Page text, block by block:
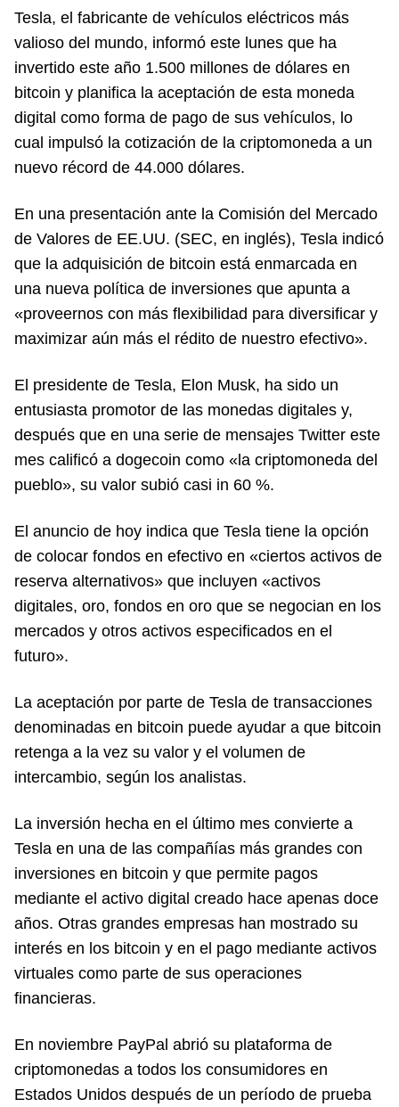
Tesla, el fabricante de vehículos eléctricos más
valioso del mundo, informó este lunes que ha
invertido este año 1.500 millones de dólares en
bitcoin y planifica la aceptación de esta moneda
digital como forma de pago de sus vehículos, lo
cual impulsó la cotización de la criptomoneda a un
nuevo récord de 44.000 dólares.
En una presentación ante la Comisión del Mercado
de Valores de EE.UU. (SEC, en inglés), Tesla indicó
que la adquisición de bitcoin está enmarcada en
una nueva política de inversiones que apunta a
«proveernos con más flexibilidad para diversificar y
maximizar aún más el rédito de nuestro efectivo».
El presidente de Tesla, Elon Musk, ha sido un
entusiasta promotor de las monedas digitales y,
después que en una serie de mensajes Twitter este
mes calificó a dogecoin como «la criptomoneda del
pueblo», su valor subió casi in 60 %.
El anuncio de hoy indica que Tesla tiene la opción
de colocar fondos en efectivo en «ciertos activos de
reserva alternativos» que incluyen «activos
digitales, oro, fondos en oro que se negocian en los
mercados y otros activos especificados en el
futuro».
La aceptación por parte de Tesla de transacciones
denominadas en bitcoin puede ayudar a que bitcoin
retenga a la vez su valor y el volumen de
intercambio, según los analistas.
La inversión hecha en el último mes convierte a
Tesla en una de las compañías más grandes con
inversiones en bitcoin y que permite pagos
mediante el activo digital creado hace apenas doce
años. Otras grandes empresas han mostrado su
interés en los bitcoin y en el pago mediante activos
virtuales como parte de sus operaciones
financieras.
En noviembre PayPal abrió su plataforma de
criptomonedas a todos los consumidores en
Estados Unidos después de un período de prueba